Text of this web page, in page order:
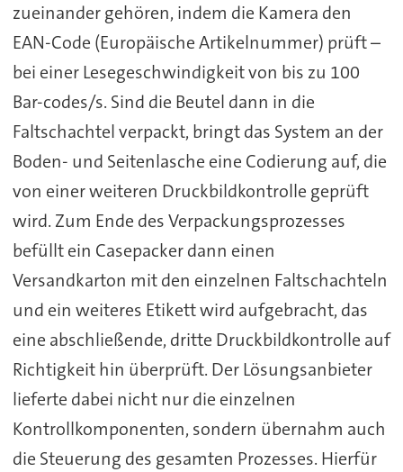
zueinander gehören, indem die Kamera den
EAN-Code (Europäische Artikelnummer) prüft –
bei einer Lesegeschwindigkeit von bis zu 100
Bar-codes/s. Sind die Beutel dann in die
Faltschachtel verpackt, bringt das System an der
Boden- und Seitenlasche eine Codierung auf, die
von einer weiteren Druckbildkontrolle geprüft
wird. Zum Ende des Verpackungsprozesses
befüllt ein Casepacker dann einen
Versandkarton mit den einzelnen Faltschachteln
und ein weiteres Etikett wird aufgebracht, das
eine abschließende, dritte Druckbildkontrolle auf
Richtigkeit hin überprüft. Der Lösungsanbieter
lieferte dabei nicht nur die einzelnen
Kontrollkomponenten, sondern übernahm auch
die Steuerung des gesamten Prozesses. Hierfür